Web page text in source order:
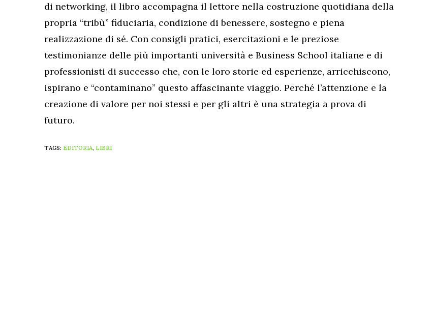
di networking, il libro accompagna il lettore nella costruzione quotidiana della
propria “tribù” fiduciaria, condizione di benessere, sostegno e piena
realizzazione di sé. Con consigli pratici, esercitazioni e le preziose
testimonianze delle più importanti università e Business School italiane e di
professionisti di successo che, con le loro storie ed esperienze, arricchiscono,
ispirano e “contaminano” questo affascinante viaggio. Perché l’attenzione e la
creazione di valore per noi stessi e per gli altri è una strategia a prova di
futuro.
TAGS: EDITORIA, LIBRI